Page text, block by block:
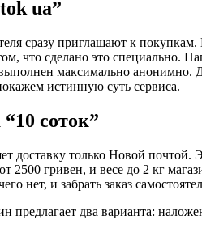
ua”
сразу приглашают к
что сделано это специально.
максимально
истинную суть сервиса.
соток”
доставку только Новой почтой.
2500 гривен, и весе до 2 кг
нет, и забрать заказ
предлагает два варианта: